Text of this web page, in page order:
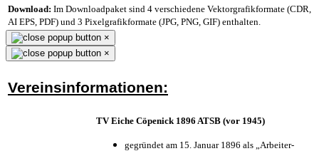
Download: Im Downloadpaket sind 4 verschiedene Vektorgrafikformate (CDR,
AI EPS, PDF) und 3 Pixelgrafikformate (JPG, PNG, GIF) enthalten.
×
×
Vereinsinformationen:
TV Eiche Cöpenick 1896 ATSB (vor 1945)
gegründet am 15. Januar 1896 als „Arbeiter-